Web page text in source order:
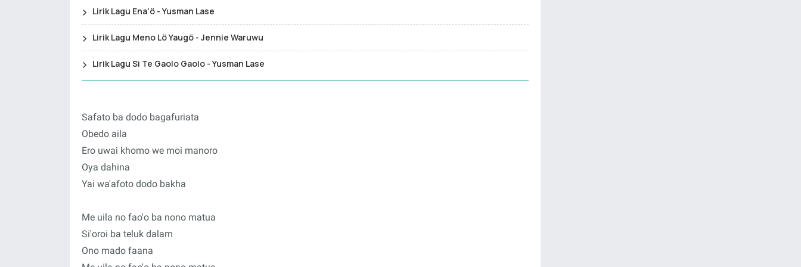
Lirik Lagu Ena'ö - Yusman Lase
Lirik Lagu Meno Lö Yaugö - Jennie Waruwu
Lirik Lagu Si Te Gaolo Gaolo - Yusman Lase
Safato ba dodo bagafuriata
Obedo aila
Ero uwai khomo we moi manoro
Oya dahina
Yai wa'afoto dodo bakha
Me uila no fao'o ba nono matua
Si'oroi ba teluk dalam
Ono mado faana